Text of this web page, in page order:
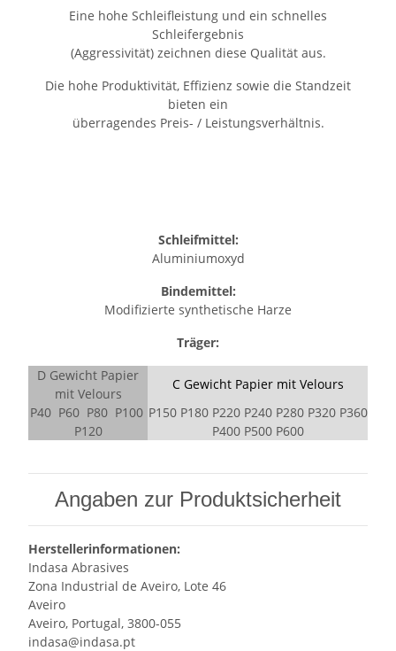
Eine hohe Schleifleistung und ein schnelles
Schleifergebnis
(Aggressivität) zeichnen diese Qualität aus.
Die hohe Produktivität, Effizienz sowie die Standzeit
bieten ein
überragendes Preis- / Leistungsverhältnis.
Schleifmittel:
Aluminiumoxyd
Bindemittel:
Modifizierte synthetische Harze
Träger:
D Gewicht Papier
mit Velours
C Gewicht Papier mit Velours
P40 P60 P80 P100
P120
P150 P180 P220 P240 P280 P320 P360
P400 P500 P600
Angaben zur Produktsicherheit
Herstellerinformationen:
Indasa Abrasives
Zona Industrial de Aveiro, Lote 46
Aveiro
Aveiro, Portugal, 3800-055
indasa@indasa.pt